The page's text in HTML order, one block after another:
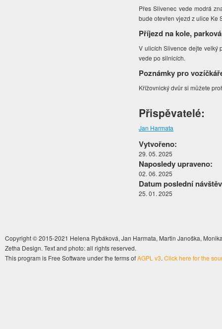
Přes Slivenec vede modrá
bude otevřen vjezd z ulice Ke
Příjezd na kole,
V ulicích Slivence dejte velký
vede po silnicích.
Poznámky pro
Křížovnický dvůr si můžete
Přispěvatelé:
Jan Harmata
Vytvořeno:
29. 05. 2025
Naposledy upraveno:
02. 06. 2025
Datum poslední
25. 01. 2025
Copyright © 2015-2021 Helena Rybáková, Jan Harmata, Martin Janoška,
Zetha Design. Text and photo: all rights reserved.
This program is Free Software under the terms ofAGPL v3. Click here for the